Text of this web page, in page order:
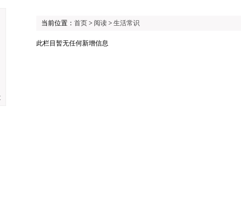
当前位置： 首页 > 阅读 > 生活常识
此栏目暂无任何新增信息